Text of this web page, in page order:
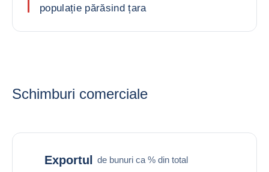
populație părăsind țara
Schimburi comerciale
Exportul de bunuri ca % din total